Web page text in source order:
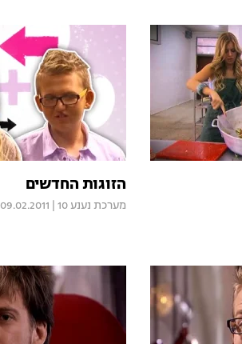
הזוגות החדשים
מערכת נענע 10 09.02.2011